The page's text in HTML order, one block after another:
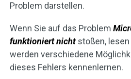
Problem darstellen.
Wenn Sie auf das Problem
funktioniert nichtstoßen, lesen
werden verschiedene
dieses Fehlers kennenlernen.